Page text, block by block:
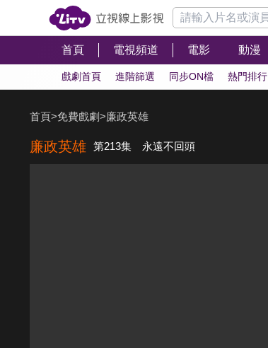
首頁 電視頻道 電影 動漫
戲劇首頁 進階篩選 同步ON檔 熱門排行
首頁>免費戲劇>廉政英雄
廉政英雄 第213集 永遠不回頭